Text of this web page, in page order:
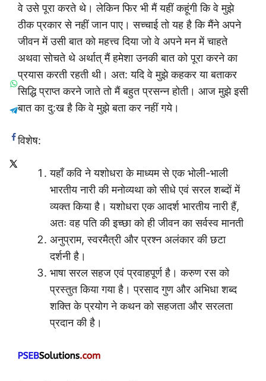
वे उसे पूरा करते थे। लेकिन फिर भी मैं यहीं कहूंगी कि वे मुझे
ठीक प्रकार से नहीं जान पाए। सच्चाई तो यह है कि मैंने अपने
जीवन में उसी बात को महत्त्व दिया जो वे अपने मन में चाहते
अथवा सोचते थे अर्थात् मैं हमेशा उनकी बात को पूरा करने का
प्रयास करती रहती थी। अत: यदि वे मुझे कहकर या बताकर
सिद्धि प्राप्त करने जाते तो मैं बहुत प्रसन्न होती। आज मुझे इसी
बात का दु:ख है कि वे मुझे बता कर नहीं गये।
विशेष:
यहाँ कवि ने यशोधरा के माध्यम से एक भोली-भाली
भारतीय नारी की मनोव्यथा को सीधे एवं सरल शब्दों में
व्यक्त किया है। यशोधरा एक आदर्श भारतीय नारी हैं,
अतः वह पति की इच्छा को ही जीवन का सर्वस्व मानती
अनुप्राम, स्वरमैत्री और प्रश्न अलंकार की छटा
दर्शनी है।
भाषा सरल सहज एवं प्रवाहपूर्ण है। करुण रस को
प्रस्तुत किया गया है। प्रसाद गुण और अभिधा शब्द
शक्ति के प्रयोग ने कथन को सहजता और सरलता
प्रदान की है।